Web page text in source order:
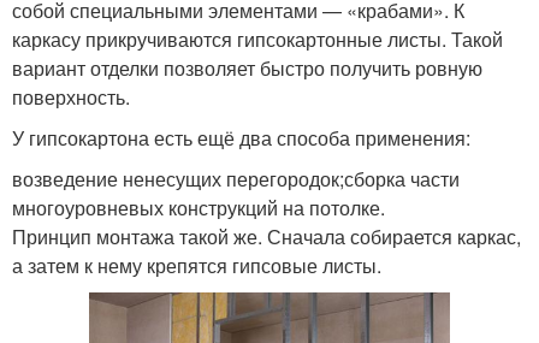
собой специальными элементами — «крабами». К
каркасу прикручиваются гипсокартонные листы. Такой
вариант отделки позволяет быстро получить ровную
поверхность.
У гипсокартона есть ещё два способа применения:
возведение ненесущих перегородок;сборка части
многоуровневых конструкций на потолке.
Принцип монтажа такой же. Сначала собирается каркас,
а затем к нему крепятся гипсовые листы.